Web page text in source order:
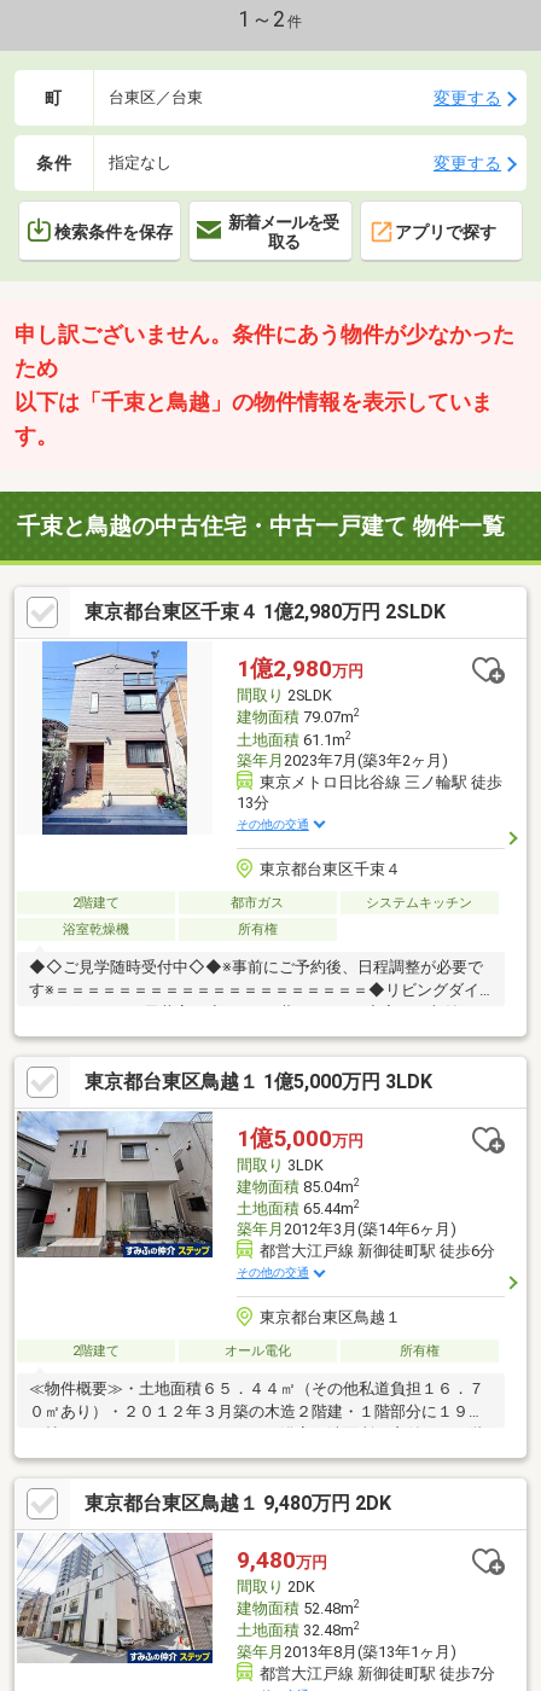
1～2 件
町 台東区／台東 変更する
条件 指定なし 変更する
検索条件を保存
新着メールを受
取る
アプリで探す
申し訳ございません。条件にあう物件が少なかった
ため
以下は「千束と鳥越」の物件情報を表示していま
す。
千束と鳥越の中古住宅・中古一戸建て 物件一覧
東京都台東区千束４ 1億2,980万円 2SLDK
1億2,980万円
間取り 2SLDK
建物面積79.07m2
土地面積61.1m2
築年月 2023年7月(築3年2ヶ月)
東京メトロ日比谷線 三ノ輪駅 徒歩
13分
その他の交通
東京都台東区千束４
2階建て 都市ガス
システムキッチン
浴室乾燥機
所有権
◆◇ご見学随時受付中◇◆※事前にご予約後、日程調整が必要で
す※＝＝＝＝＝＝＝＝＝＝＝＝＝＝＝＝＝＝＝＝◆リビングダイ
ース◆2駅2路線が徒歩圏内の好立地！◇太陽光発電×蓄電池×電動
シャッター機能有＝＝＝＝＝＝＝＝＝＝＝＝＝＝＝＝＝＝＝＝
■□最新×充実の設備仕様□■・パナソニック製 ラクシーナのシステ
ムキッチン（食洗器/自動水栓/ビルドイン浄水器/トリプルワイド
ガスコンロ）・パナソニック製 オフローラの浴室（1621サイズ/
酸素美泡湯機能/スゴピカ浴槽）・トイレ 洗浄機能搭載のアラウ
ーノ
東京都台東区鳥越１ 1億5,000万円 3LDK
1億5,000万円
間取り 3LDK
建物面積85.04m2
土地面積65.44m2
築年月 2012年3月(築14年6ヶ月)
都営大江戸線 新御徒町駅 徒歩6分
その他の交通
東京都台東区鳥越１
2階建て オール電化 所有権
≪物件概要≫・土地面積６５．４４㎡（その他私道負担１６．７
０㎡あり）・２０１２年３月築の木造２階建・１階部分に１９．
部分に洋室３部屋、全洋室に収納あり・オール電化（エコキュー
ト）
東京都台東区鳥越１ 9,480万円 2DK
9,480万円
間取り 2DK
建物面積52.48m2
土地面積32.48m2
築年月 2013年8月(築13年1ヶ月)
都営大江戸線 新御徒町駅 徒歩7分